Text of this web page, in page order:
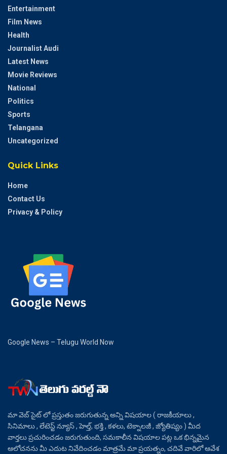
Entertainment
Film News
Health
Journalist Audi
Latest News
Movie Reviews
National
Politics
Sports
Telangana
Uncategorized
Quick Links
Home
Contact Us
Privacy & Policy
Google News – Telugu World Now
మా వెబ్ సైట్ లో ప్రస్తుతం జరుగుతున్న అన్ని విషయాల ( రాజకీయాలు ,
సినిమాలు , లేటెస్ట్ న్యూస్ , హెల్త్, భక్తి , కళలు, టెక్నాలజీ , జ్యోతిష్యం ) మీద
వార్తలు ప్రచురించడం జరుగుతుంది, సమకాలీన విషయాల పట్ల ఒక భిన్నమైన
ఆలోచనను మీ ఎదుట నివేదించడం మాత్రమే మా ప్రయత్నం, చదివే వారిలో ఆవేశ